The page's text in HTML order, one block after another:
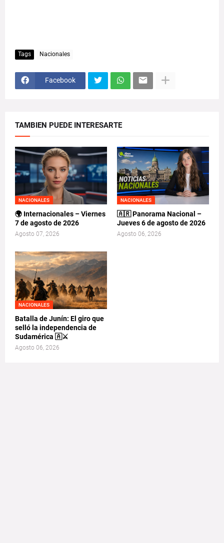
Tags Nacionales
Facebook
TAMBIEN PUEDE INTERESARTE
NACIONALES
🌍 Internacionales – Viernes
7 de agosto de 2026
Agosto 07, 2026
NACIONALES
🇦🇷 Panorama Nacional –
Jueves 6 de agosto de 2026
Agosto 06, 2026
NACIONALES
Batalla de Junín: El giro que
selló la independencia de
Sudamérica 🇦⚔️
Agosto 06, 2026